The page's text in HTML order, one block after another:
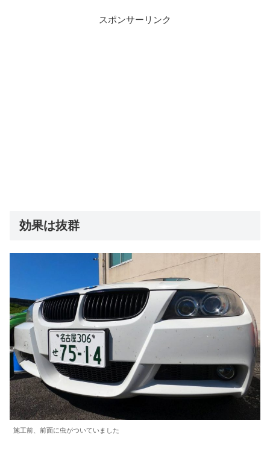
スポンサーリンク
効果は抜群
施工前、前面に虫がついていました